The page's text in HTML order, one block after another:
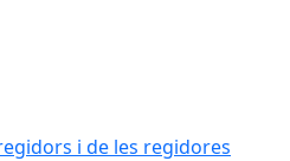
i de les regidores